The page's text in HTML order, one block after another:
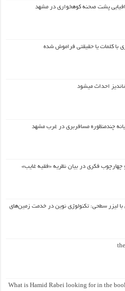
پشت صحنه کوهخواری در مشهد
با کلمات یا حقیقتی فراموش شده
احداث میشود
چندمنظوره مسافربری در غرب مشهد
فکری در بیان نظریه «فقیه غایب»
با لیزر سطحی: تکنولوژی نوین در خدمت زمین‌های
What is Hamid Rabei looking for in the